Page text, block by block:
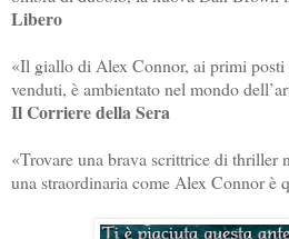
Libero
«Il giallo di Alex Connor, ai primi
venduti, è ambientato nel mondo
Il Corriere della Sera
«Trovare una brava scrittrice di thriller
una straordinaria come Alex Connor è